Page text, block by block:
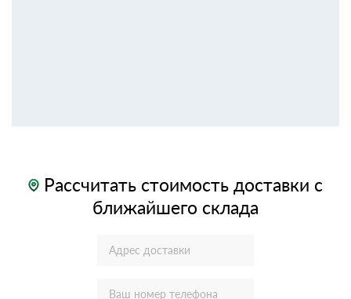
Рассчитать стоимость доставки с
ближайшего склада